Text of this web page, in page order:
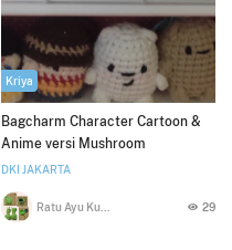
Kriya
Bagcharm Character Cartoon &
Anime versi Mushroom
DKI JAKARTA
29